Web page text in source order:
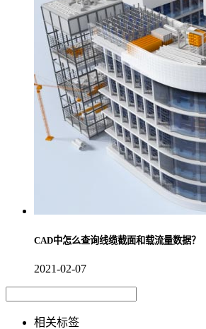
CAD中怎么查询线缆截面和载流量数据？
2021-02-07
相关标签